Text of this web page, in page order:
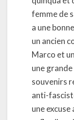
femme de
a une
un ancien
Marco et
une
souvenirs
anti-
une